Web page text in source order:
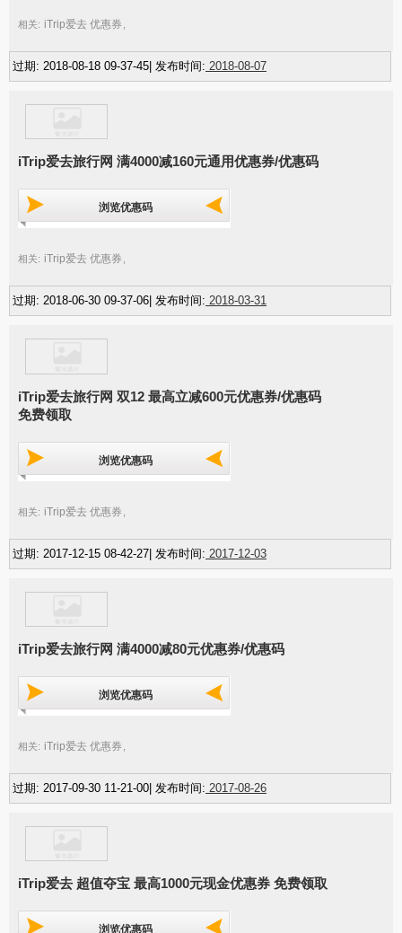
相关: iTrip爱去 优惠券
过期: 2018-08-18 09-37-45| 发布时间: 2018-08-07
iTrip爱去旅行网 满4000减160元通用优惠券/优惠码
浏览优惠码
相关: iTrip爱去 优惠券
过期: 2018-06-30 09-37-06| 发布时间: 2018-03-31
iTrip爱去旅行网 双12 最高立减600元优惠券/优惠码
免费领取
浏览优惠码
相关: iTrip爱去 优惠券
过期: 2017-12-15 08-42-27| 发布时间: 2017-12-03
iTrip爱去旅行网 满4000减80元优惠券/优惠码
浏览优惠码
相关: iTrip爱去 优惠券
过期: 2017-09-30 11-21-00| 发布时间: 2017-08-26
iTrip爱去 超值夺宝 最高1000元现金优惠券 免费领取
浏览优惠码